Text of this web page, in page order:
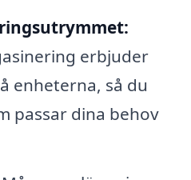
erbjuder
enheterna, så du
passar dina behov